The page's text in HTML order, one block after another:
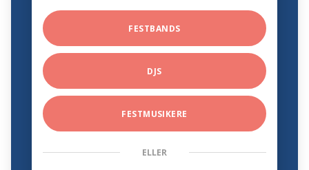
FESTBANDS
DJS
FESTMUSIKERE
ELLER